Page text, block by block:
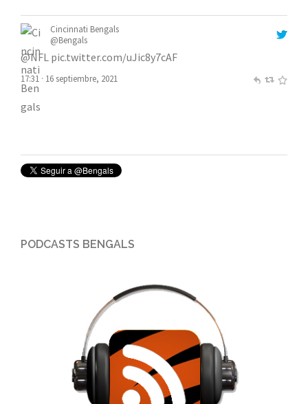
Cincinnati Bengals
@Bengals
@NFL pic.twitter.com/uJic8y7cAF
17:31 · 16 septiembre, 2021
PODCASTS BENGALS